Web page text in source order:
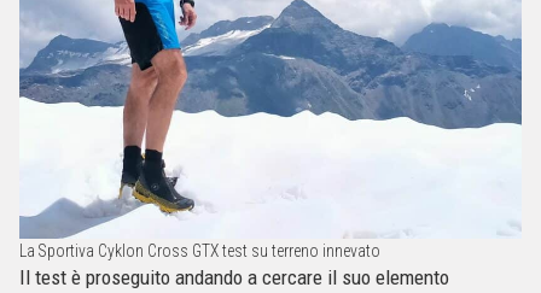
La Sportiva Cyklon Cross GTX test su terreno innevato
Il test è proseguito andando a cercare il suo elemento